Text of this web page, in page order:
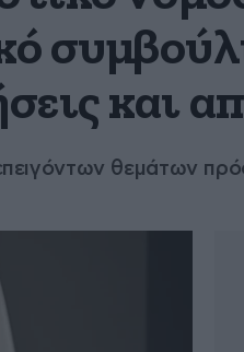
και
θεμάτων